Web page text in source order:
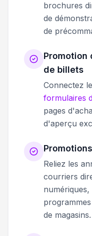
brochures
de
de
Promotion
de billets
Connectez
formulaires
pages
d'aperçu
Reliez les
courriers
de magasins.